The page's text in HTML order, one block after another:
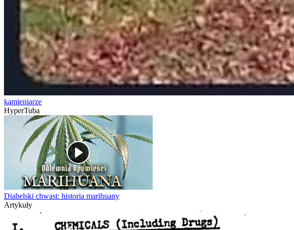
kamieniarze
HyperTuba
Diabelski chwast: historia marihuany
Artykuły